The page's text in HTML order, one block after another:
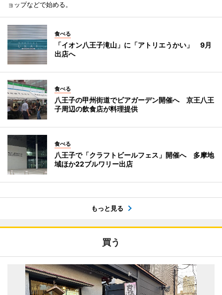
ョップなどで始める。
食べる
「イオン八王子滝山」に「アトリエうかい」 9月
出店へ
食べる
八王子の甲州街道でビアガーデン開催へ 京王八王
子周辺の飲食店が料理提供
食べる
八王子で「クラフトビールフェス」開催へ 多摩地
域ほか22ブルワリー出店
もっと見る
買う